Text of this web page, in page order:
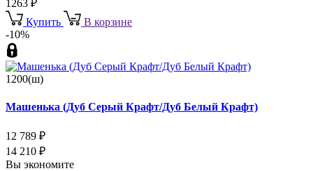
1263 ₽
Купить
В корзине
-10%
1200(ш)
Машенька (Дуб Серый Крафт/Дуб Белый Крафт)
12 789 ₽
14 210 ₽
Вы экономите